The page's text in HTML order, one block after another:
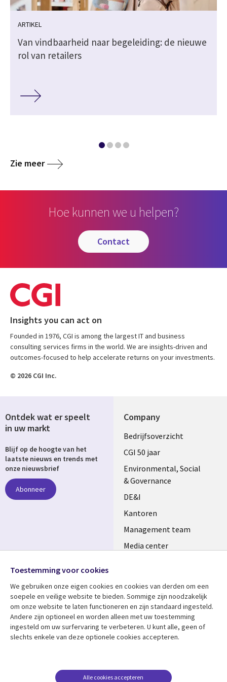
ARTIKEL
Van vindbaarheid naar begeleiding: de nieuwe
rol van retailers
Zie meer
Hoe kunnen we u helpen?
contact
Insights you can act on
Founded in 1976, CGI is among the largest IT and business
consulting services firms in the world. We are insights-driven and
outcomes-focused to help accelerate returns on your investments.
© 2026 CGI Inc.
Company
Useful
links
NETHERLANDS
Bedrijfsoverzicht
CGI 50 jaar
Environmental, Social
& Governance
DE&I
Kantoren
Management team
Media center
Bekijk meer
Library
NETHERLANDS
Artikelen
Support
Legal
Disclaimer
Cookie management
Ontdek wat er speelt
in uw markt
Blijf op de hoogte van het
laatste nieuws en trends met
onze nieuwsbrief
Abonneer
Media
NETHERLANDS
Toestemming voor cookies
We gebruiken onze eigen cookies en cookies van derden om een ​​
soepele en veilige website te bieden. Sommige zijn noodzakelijk
om onze website te laten functioneren en zijn standaard ingesteld.
Andere zijn optioneel en worden alleen met uw toestemming
ingesteld om uw surfervaring te verbeteren. U kunt alle, geen of
slechts enkele van deze optionele cookies accepteren.
Alle cookies accepteren